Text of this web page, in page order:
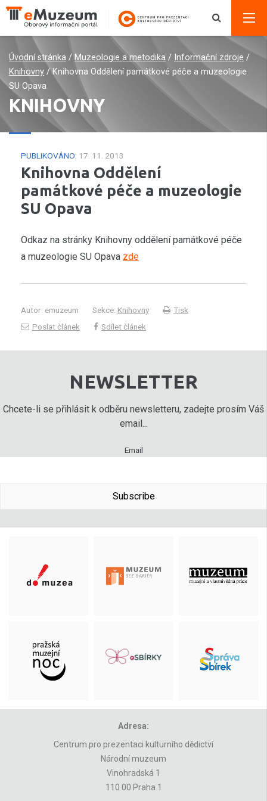
Úvodní stránka / Muzeologie a metodika / Informační zdroje /
Knihovny /Knihovna Oddělení památkové péče a muzeologie
SU Opava
KNIHOVNY
PUBLIKOVÁNO: 17. 11. 2013
Knihovna Oddělení
památkové péče a muzeologie
SU Opava
Odkaz na stránky Knihovny oddělení památkové péče
a muzeologie SU Opava zde
Autor: emuzeum Sekce: Knihovny
Tisk
Poslat článek
Sdílet článek
NEWSLETTER
Chcete-li se přihlásit k odběru newsletteru, zadejte prosím Váš
email...
Email
Subscribe
Adresa:
Centrum pro prezentaci kulturního dědictví
Národní muzeum
Vinohradská 1
110 00 Praha 1